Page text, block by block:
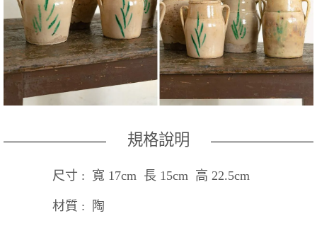
規格說明
尺寸 : 寬 17cm 長 15cm 高 22.5cm
材質 : 陶